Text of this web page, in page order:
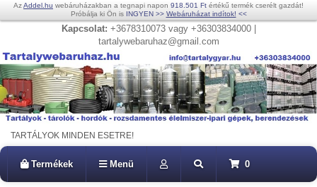
AzAddel.hu webáruházakban a tegnapi napon 918.501 Ft értékű termék cserélt gazdát!
Próbálja ki Ön is INGYEN >> Webáruházat indítok! <<
Kapcsolat: +3678310073 vagy +36303834000 |
tartalywebaruhaz@gmail.com
TARTÁLYOK MINDEN ESETRE!
Termékek Menü 0